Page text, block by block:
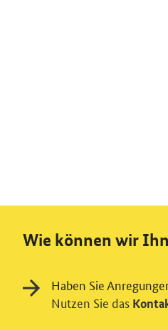
Wie können wir
Haben Sie
Nutzen Sie das